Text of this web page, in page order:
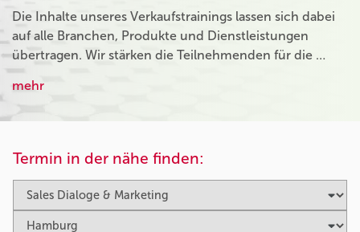
Die Inhalte unseres Verkaufstrainings lassen sich dabei
auf alle Branchen, Produkte und Dienstleistungen
übertragen. Wir stärken die Teilnehmenden für die …
mehr
Termin in der nähe finden: